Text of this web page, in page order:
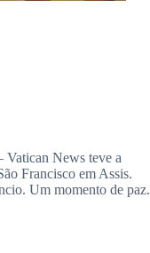
Vatican News teve a
Francisco em Assis.
Um momento de paz.